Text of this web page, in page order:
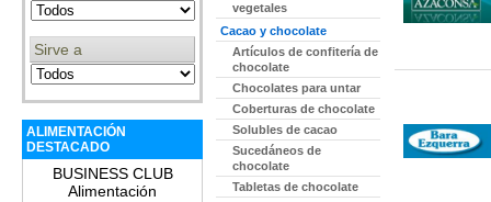
Sirve a
ALIMENTACIÓN
DESTACADO
BUSINESS CLUB
Alimentación
vegetales
Cacao y chocolate
Artículos de confitería de
chocolate
Chocolates para untar
Coberturas de chocolate
Solubles de cacao
Sucedáneos de
chocolate
Tabletas de chocolate